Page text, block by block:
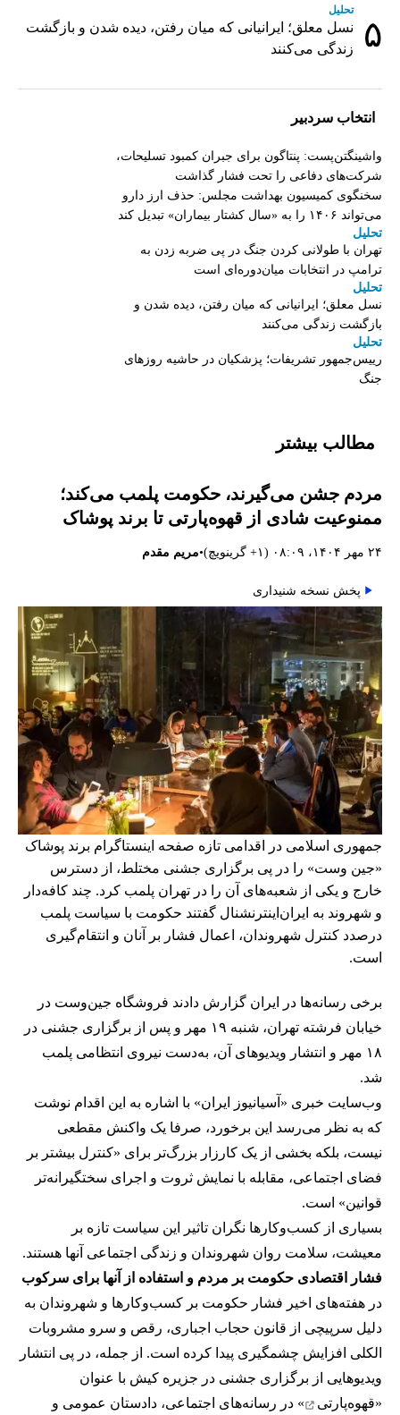
۵
تحلیل
نسل معلق؛ ایرانیانی که میان رفتن، دیده شدن و بازگشت
زندگی می‌کنند
انتخاب سردبیر
واشینگتن‌پست: پنتاگون برای جبران کمبود تسلیحات،
شرکت‌های دفاعی را تحت فشار گذاشت
سخنگوی کمیسیون بهداشت مجلس: حذف ارز دارو
می‌تواند ۱۴۰۶ را به «سال کشتار بیماران» تبدیل کند
تحلیل
تهران با طولانی کردن جنگ در پی ضربه زدن به
ترامپ در انتخابات میان‌دوره‌ای است
تحلیل
نسل معلق؛ ایرانیانی که میان رفتن، دیده شدن و
بازگشت زندگی می‌کنند
تحلیل
رییس‌جمهور تشریفات؛ پزشکیان در حاشیه روزهای
جنگ
مطالب بیشتر
مردم جشن می‌گیرند، حکومت پلمب می‌کند؛
ممنوعیت شادی از قهوه‌پارتی تا برند پوشاک
۲۴ مهر ۱۴۰۴، ۰۸:۰۹ (‎+۱ گرینویچ) •مریم مقدم
پخش نسخه شنیداری
جمهوری اسلامی در اقدامی تازه صفحه اینستاگرام برند پوشاک
«جین وست» را در پی برگزاری جشنی مختلط، از دسترس
خارج و یکی از شعبه‌های آن را در تهران پلمب کرد. چند کافه‌‌دار
و شهروند به ایران‌اینترنشنال گفتند حکومت با سیاست پلمب
درصدد کنترل شهروندان، اعمال فشار بر آنان و انتقام‌گیری
است.
برخی رسانه‌ها در ایران گزارش دادند فروشگاه جین‌وست در
خیابان فرشته تهران، شنبه ۱۹ مهر و پس از برگزاری جشنی در
۱۸ مهر و انتشار ویدیوهای آن، به‌دست نیروی انتظامی پلمب
شد.
وب‌سایت خبری «آسیانیوز ایران» با اشاره به این اقدام نوشت
که به نظر می‌رسد این برخورد، صرفا یک واکنش مقطعی
نیست، بلکه بخشی از یک کارزار بزرگ‌تر برای «کنترل بیشتر بر
فضای اجتماعی، مقابله با نمایش ثروت و اجرای سختگیرانه‌تر
قوانین» است.
بسیاری از کسب‌وکارها نگران تاثیر این سیاست‌ تازه بر
معیشت، سلامت روان شهروندان و زندگی اجتماعی آنها هستند.
فشار اقتصادی حکومت بر مردم و استفاده از آنها برای سرکوب
در هفته‌های اخیر فشار حکومت بر کسب‌وکارها و شهروندان به
دلیل سرپیچی از قانون حجاب اجباری، رقص و سرو مشروبات
الکلی افزایش چشمگیری پیدا کرده است. از جمله، در پی انتشار
ویدیوهایی از برگزاری جشنی در جزیره کیش با عنوان
«قهوه‌پارتی » در رسانه‌های اجتماعی، دادستان عمومی و